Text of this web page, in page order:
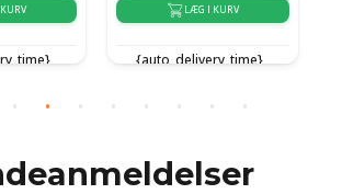
LÆG I KURV
{auto_delivery_time}